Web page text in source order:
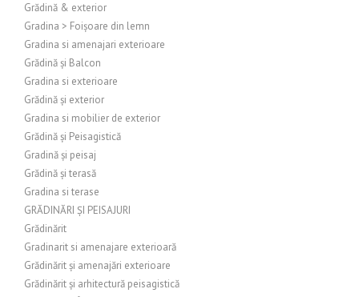
Grădină & exterior
Gradina > Foișoare din lemn
Gradina si amenajari exterioare
Grădină și Balcon
Gradina si exterioare
Grădină și exterior
Gradina si mobilier de exterior
Grădină și Peisagistică
Gradină și peisaj
Grădină și terasă
Gradina si terase
GRĂDINĂRI ȘI PEISAJURI
Grădinărit
Gradinarit si amenajare exterioară
Grădinărit și amenajări exterioare
Grădinărit și arhitectură peisagistică